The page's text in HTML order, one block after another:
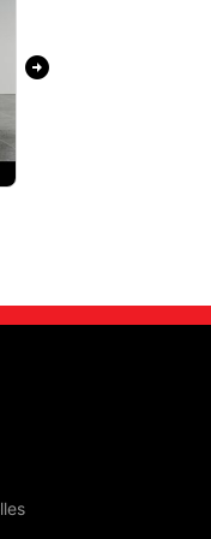
arrow_circle_right